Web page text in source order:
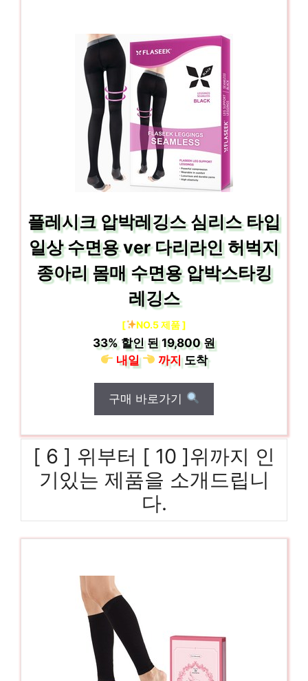
플레시크 압박레깅스 심리스 타입
일상 수면용 ver 다리라인 허벅지
종아리 몸매 수면용 압박스타킹
레깅스
[ NO.5 제품 ]
33% 할인 된19,800 원
내일
까지도착
구매 바로가기
[ 6 ] 위부터 [ 10 ]위까지 인
기있는 제품을 소개드립니
다.